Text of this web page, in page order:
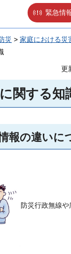
緊急情
災 > 家庭における災
更
関する知
報の違いに
防災行政無線